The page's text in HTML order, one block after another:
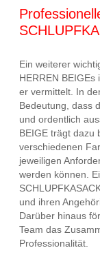
Ein weiterer
HERREN
er vermittelt. In
Bedeutung, dass
und ordentlich
BEIGE trägt dazu
verschiedenen
jeweiligen
werden können.
und ihren
Darüber hinaus
Team das
Professionalität.